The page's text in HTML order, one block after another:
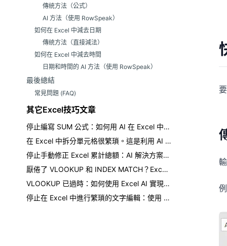
傳統方法（公式）
AI 方法（使用 RowSpeak）
如何在 Excel 中減去日期
傳統方法（直接減法）
如何在 Excel 中減去時間
日期和時間的 AI 方法（使用 RowSpeak）
最後總結
常見問題 (FAQ)
其它Excel技巧文章
停止編寫 SUM 公式：如何用 AI 在 Excel 中取得總計
在 Excel 中拆分單元格很繁瑣。這是利用 AI 的更聰明方法。
停止手動修正 Excel 累計總額：AI 解決方案在此
厭倦了 VLOOKUP 和 INDEX MATCH？Excel AI 如何改變遊戲規則
VLOOKUP 已過時：如何使用 Excel AI 實現更快、無錯誤的數據查找
停止在 Excel 中進行繁瑣的文字編輯：使用 AI 即時替換、清理和格式化資料